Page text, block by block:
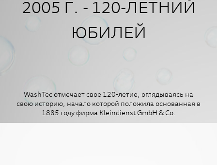
2005 Г. - 120-ЛЕТНИЙ
ЮБИЛЕЙ
WashTec отмечает свое 120-летие, оглядываясь на
свою историю, начало которой положила основанная в
1885 году фирма Kleindienst GmbH & Co.